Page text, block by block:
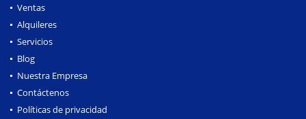
Ventas
Alquileres
Servicios
Blog
Nuestra Empresa
Contáctenos
Políticas de privacidad